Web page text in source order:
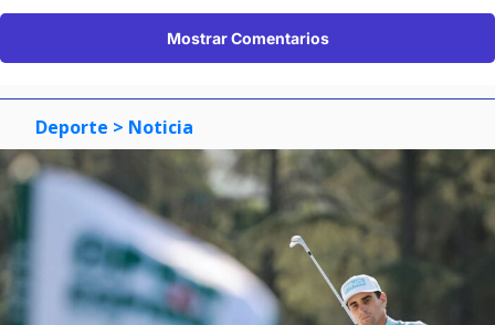
Mostrar Comentarios
Deporte > Noticia